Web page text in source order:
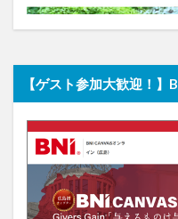
【ゲスト参加大歓迎！】